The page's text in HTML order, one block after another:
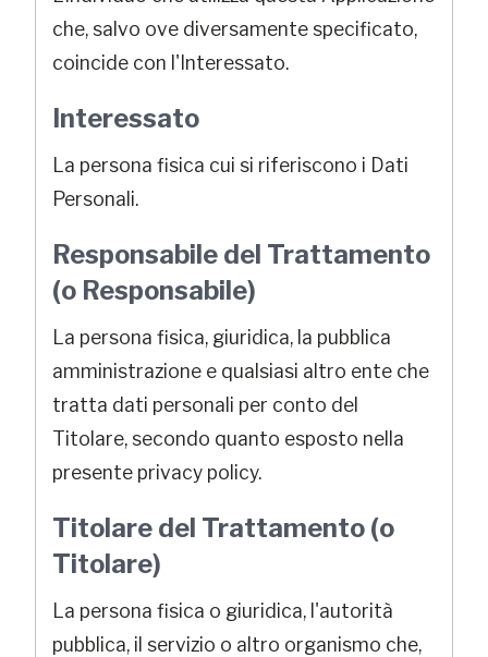
che, salvo ove diversamente specificato,
coincide con l'Interessato.
Interessato
La persona fisica cui si riferiscono i Dati
Personali.
Responsabile del Trattamento
(o Responsabile)
La persona fisica, giuridica, la pubblica
amministrazione e qualsiasi altro ente che
tratta dati personali per conto del
Titolare, secondo quanto esposto nella
presente privacy policy.
Titolare del Trattamento (o
Titolare)
La persona fisica o giuridica, l'autorità
pubblica, il servizio o altro organismo che,